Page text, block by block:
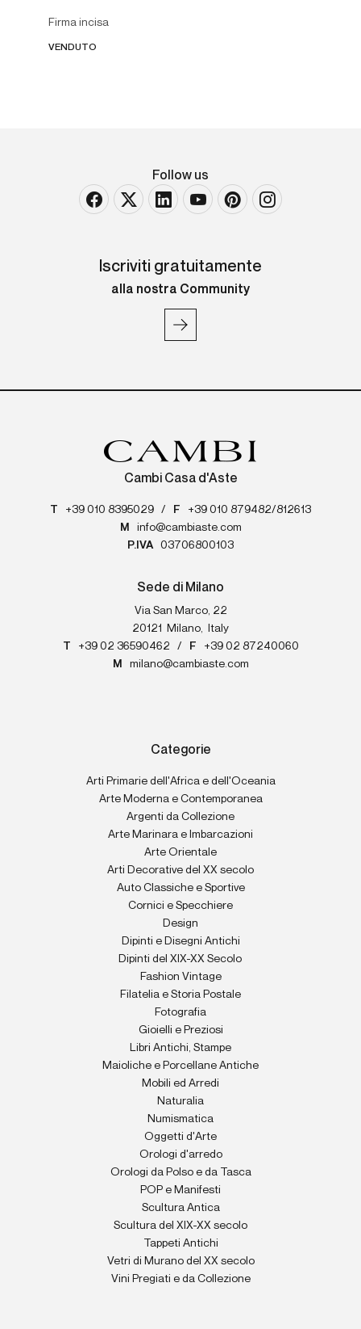
Firma incisa
VENDUTO
Follow us
Iscriviti gratuitamente
alla nostra Community
Cambi Casa d'Aste
T +39 010 8395029 / F
+39 010 879482/812613
M
info@cambiaste.com
P.IVA
03706800103
Sede di Milano
Via San Marco, 22
20121
Milano,
Italy
T
+39 02 36590462 / F
+39 02 87240060
M
milano@cambiaste.com
Categorie
Arti Primarie dell'Africa e dell'Oceania
Arte Moderna e Contemporanea
Argenti da Collezione
Arte Marinara e Imbarcazioni
Arte Orientale
Arti Decorative del XX secolo
Auto Classiche e Sportive
Cornici e Specchiere
Design
Dipinti e Disegni Antichi
Dipinti del XIX-XX Secolo
Fashion Vintage
Filatelia e Storia Postale
Fotografia
Gioielli e Preziosi
Libri Antichi, Stampe
Maioliche e Porcellane Antiche
Mobili ed Arredi
Naturalia
Numismatica
Oggetti d'Arte
Orologi d'arredo
Orologi da Polso e da Tasca
POP e Manifesti
Scultura Antica
Scultura del XIX-XX secolo
Tappeti Antichi
Vetri di Murano del XX secolo
Vini Pregiati e da Collezione